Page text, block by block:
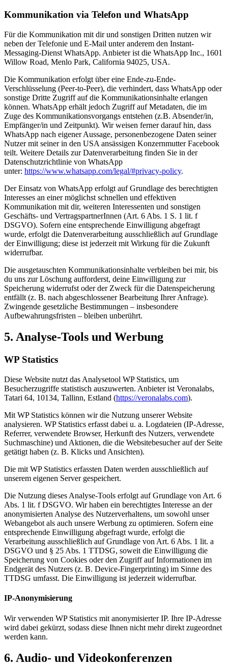
Kommunikation via Telefon und WhatsApp
Für die Kommunikation mit dir und sonstigen Dritten nutzen wir
neben der Telefonie und E-Mail unter anderem den Instant-
Messaging-Dienst WhatsApp. Anbieter ist die WhatsApp Inc., 1601
Willow Road, Menlo Park, California 94025, USA.
Die Kommunikation erfolgt über eine Ende-zu-Ende-
Verschlüsselung (Peer-to-Peer), die verhindert, dass WhatsApp oder
sonstige Dritte Zugriff auf die Kommunikationsinhalte erlangen
können. WhatsApp erhält jedoch Zugriff auf Metadaten, die im
Zuge des Kommunikationsvorgangs entstehen (z.B. Absender/in,
Empfänger/in und Zeitpunkt). Wir weisen ferner darauf hin, dass
WhatsApp nach eigener Aussage, personenbezogene Daten seiner
Nutzer mit seiner in den USA ansässigen Konzernmutter Facebook
teilt. Weitere Details zur Datenverarbeitung finden Sie in der
Datenschutzrichtlinie von WhatsApp
unter: https://www.whatsapp.com/legal/#privacy-policy.
Der Einsatz von WhatsApp erfolgt auf Grundlage des berechtigten
Interesses an einer möglichst schnellen und effektiven
Kommunikation mit dir, weiteren Interessenten und sonstigen
Geschäfts- und VertragspartnerInnen (Art. 6 Abs. 1 S. 1 lit. f
DSGVO). Sofern eine entsprechende Einwilligung abgefragt
wurde, erfolgt die Datenverarbeitung ausschließlich auf Grundlage
der Einwilligung; diese ist jederzeit mit Wirkung für die Zukunft
widerrufbar.
Die ausgetauschten Kommunikationsinhalte verbleiben bei mir, bis
du uns zur Löschung aufforderst, deine Einwilligung zur
Speicherung widerrufst oder der Zweck für die Datenspeicherung
entfällt (z. B. nach abgeschlossener Bearbeitung Ihrer Anfrage).
Zwingende gesetzliche Bestimmungen – insbesondere
Aufbewahrungsfristen – bleiben unberührt.
5. Analyse-Tools und Werbung
WP Statistics
Diese Website nutzt das Analysetool WP Statistics, um
Besucherzugriffe statistisch auszuwerten. Anbieter ist Veronalabs,
Tatari 64, 10134, Tallinn, Estland (https://veronalabs.com).
Mit WP Statistics können wir die Nutzung unserer Website
analysieren. WP Statistics erfasst dabei u. a. Logdateien (IP-Adresse,
Referrer, verwendete Browser, Herkunft des Nutzers, verwendete
Suchmaschine) und Aktionen, die die Websitebesucher auf der Seite
getätigt haben (z. B. Klicks und Ansichten).
Die mit WP Statistics erfassten Daten werden ausschließlich auf
unserem eigenen Server gespeichert.
Die Nutzung dieses Analyse-Tools erfolgt auf Grundlage von Art. 6
Abs. 1 lit. f DSGVO. Wir haben ein berechtigtes Interesse an der
anonymisierten Analyse des Nutzerverhaltens, um sowohl unser
Webangebot als auch unsere Werbung zu optimieren. Sofern eine
entsprechende Einwilligung abgefragt wurde, erfolgt die
Verarbeitung ausschließlich auf Grundlage von Art. 6 Abs. 1 lit. a
DSGVO und § 25 Abs. 1 TTDSG, soweit die Einwilligung die
Speicherung von Cookies oder den Zugriff auf Informationen im
Endgerät des Nutzers (z. B. Device-Fingerprinting) im Sinne des
TTDSG umfasst. Die Einwilligung ist jederzeit widerrufbar.
IP-Anonymisierung
Wir verwenden WP Statistics mit anonymisierter IP. Ihre IP-Adresse
wird dabei gekürzt, sodass diese Ihnen nicht mehr direkt zugeordnet
werden kann.
6. Audio- und Videokonferenzen